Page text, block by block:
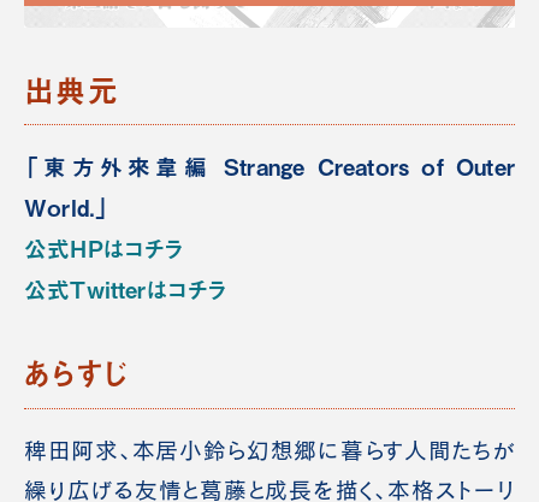
出典元
「東方外來韋編 Strange Creators of Outer
World.」
公式HPはコチラ
公式Twitterはコチラ
あらすじ
稗田阿求、本居小鈴ら幻想郷に暮らす人間たちが
繰り広げる友情と葛藤と成長を描く、本格ストーリ